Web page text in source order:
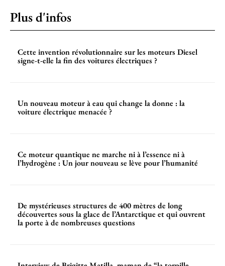
Plus d'infos
Cette invention révolutionnaire sur les moteurs Diesel
signe-t-elle la fin des voitures électriques ?
Un nouveau moteur à eau qui change la donne : la
voiture électrique menacée ?
Ce moteur quantique ne marche ni à l’essence ni à
l’hydrogène : Un jour nouveau se lève pour l’humanité
De mystérieuses structures de 400 mètres de long
découvertes sous la glace de l’Antarctique et qui ouvrent
la porte à de nombreuses questions